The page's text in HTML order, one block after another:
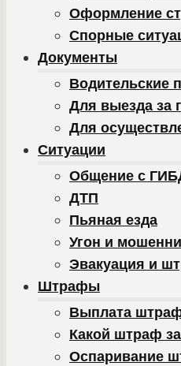
Оформление
Спорные
Документы
Водительские
Для выезда за
Для
Ситуации
Общение с
ДТП
Пьяная езда
Угон и
Эвакуация и
Штрафы
Выплата
Какой штраф
Оспаривание